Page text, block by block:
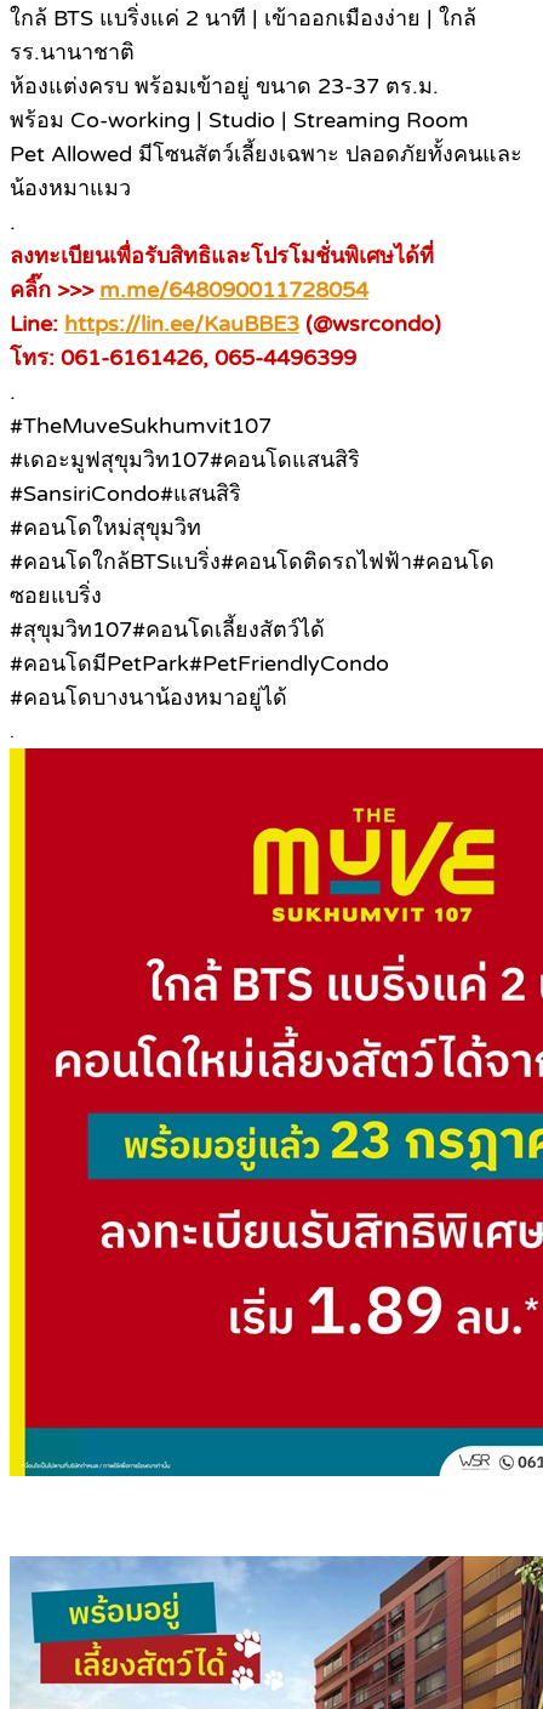
ใกล้ BTS แบริ่งแค่ 2 นาที | เข้าออกเมืองง่าย | ใกล้
รร.นานาชาติ
ห้องแต่งครบ พร้อมเข้าอยู่ ขนาด 23-37 ตร.ม.
พร้อม Co-working | Studio | Streaming Room
Pet Allowed มีโซนสัตว์เลี้ยงเฉพาะ ปลอดภัยทั้งคนและ
น้องหมาแมว
.
ลงทะเบียนเพื่อรับสิทธิและโปรโมชั่นพิเศษได้ที่
คลิ๊ก >>> m.me/648090011728054
Line: https://lin.ee/KauBBE3 (@wsrcondo)
โทร: 061-6161426, 065-4496399
.
#TheMuveSukhumvit107
#เดอะมูฟสุขุมวิท107#คอนโดแสนสิริ
#SansiriCondo#แสนสิริ
#คอนโดใหม่สุขุมวิท
#คอนโดใกล้BTSแบริ่ง#คอนโดติดรถไฟฟ้า#คอนโด
ซอยแบริ่ง
#สุขุมวิท107#คอนโดเลี้ยงสัตว์ได้
#คอนโดมีPetPark#PetFriendlyCondo
#คอนโดบางนาน้องหมาอยู่ได้
.